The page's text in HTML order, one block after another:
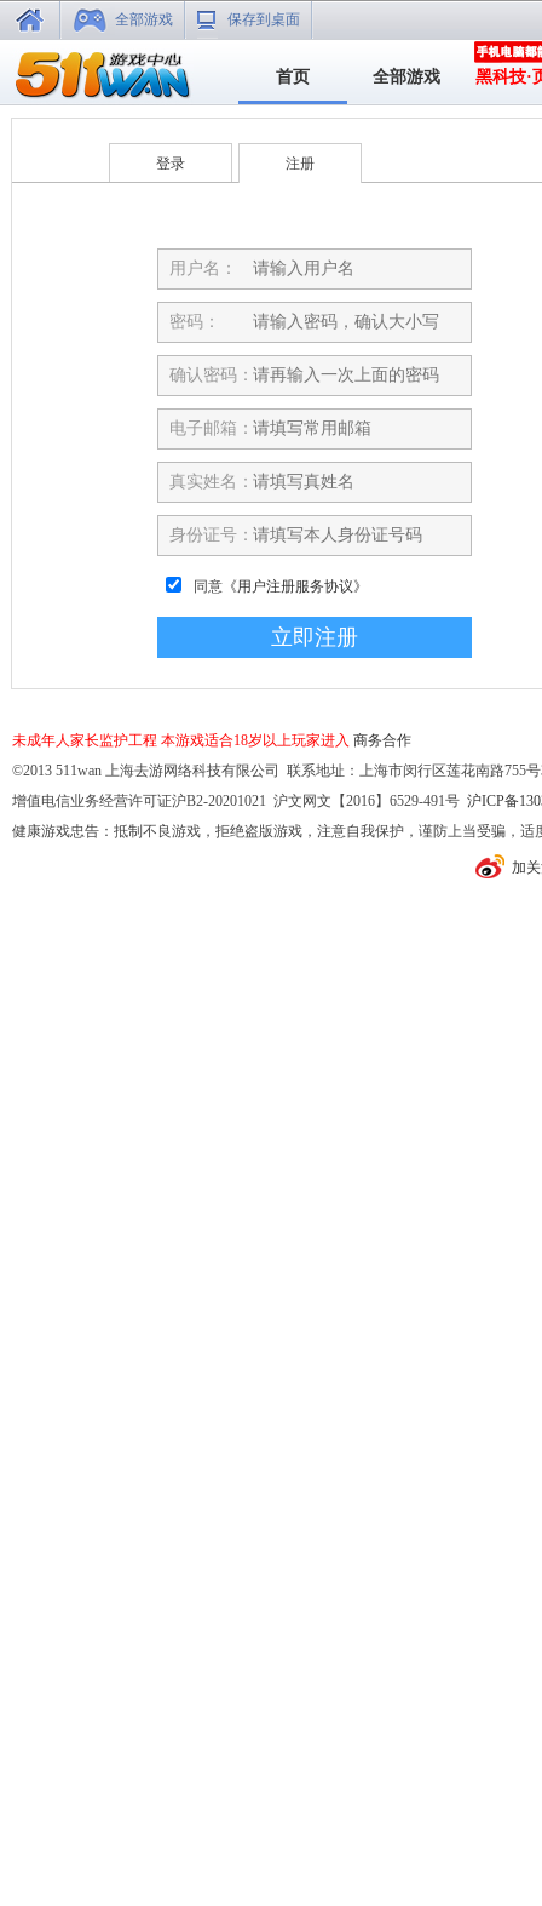
全部游戏 保存到桌面
首页 全部游戏 黑科技·
登录 注册
用户名：
密码：
确认密码：
电子邮箱：
真实姓名：
身份证号：
同意 《用户注册服务协议》
未成年人家长监护工程 本游戏适合18岁以上玩家进入 商务合作
©2013 511wan 上海去游网络科技有限公司 联系地址：上海市闵行区莲花南路755
增值电信业务经营许可证沪B2-20201021 沪文网文【2016】6529-491号 沪ICP备
健康游戏忠告：抵制不良游戏，拒绝盗版游戏，注意自我保护，谨防上当受骗，
加